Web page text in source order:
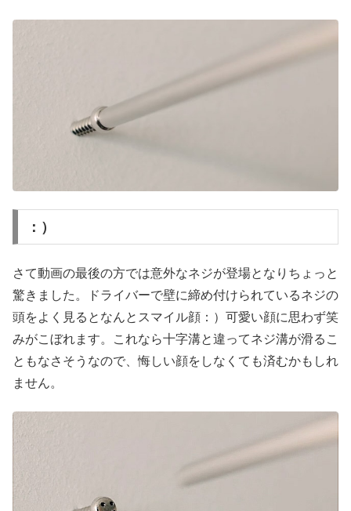
：）
さて動画の最後の方では意外なネジが登場となりちょっと
驚きました。ドライバーで壁に締め付けられているネジの
頭をよく見るとなんとスマイル顔：）可愛い顔に思わず笑
みがこぼれます。これなら十字溝と違ってネジ溝が滑るこ
ともなさそうなので、悔しい顔をしなくても済むかもしれ
ません。